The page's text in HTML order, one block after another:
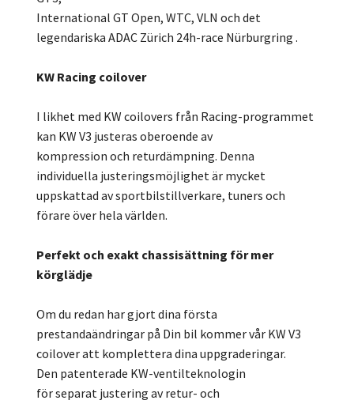
International GT Open, WTC, VLN och det
legendariska ADAC Zürich 24h-race Nürburgring .
KW Racing coilover
I likhet med KW coilovers från Racing-programmet
kan KW V3 justeras oberoende av
kompression och returdämpning. Denna
individuella justeringsmöjlighet är mycket
uppskattad av sportbilstillverkare, tuners och
förare över hela världen.
Perfekt och exakt chassisättning för mer
körglädje
Om du redan har gjort dina första
prestandaändringar på Din bil kommer vår KW V3
coilover att komplettera dina uppgraderingar.
Den patenterade KW-ventilteknologin
för separat justering av retur- och